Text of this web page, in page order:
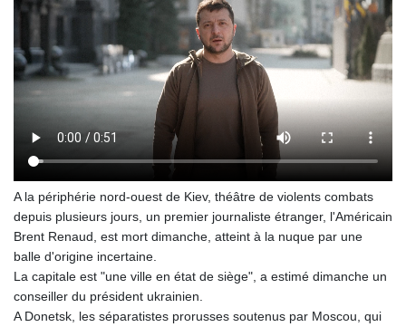
A la périphérie nord-ouest de Kiev, théâtre de violents combats
depuis plusieurs jours, un premier journaliste étranger, l'Américain
Brent Renaud, est mort dimanche, atteint à la nuque par une
balle d'origine incertaine.
La capitale est "une ville en état de siège", a estimé dimanche un
conseiller du président ukrainien.
A Donetsk, les séparatistes prorusses soutenus par Moscou, qui